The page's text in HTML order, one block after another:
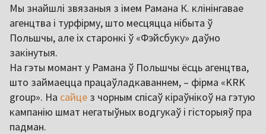
Мы знайшлі звязаныя з імем Рамана К. клінінгавае
агенцтва і турфірму, што месцяцца нібыта ў
Польшчы, але іх старонкі ў «Фэйсбуку» даўно
закінутыя.
На гэты момант у Рамана ў Польшчы ёсць агенцтва,
што займаецца працаўладкаваннем, – фірма «KRK
group». На сайце з чорным спісаў кіраўнікоў на гэтую
кампанію шмат негатыўных водгукаў і гісторыяў пра
падман.